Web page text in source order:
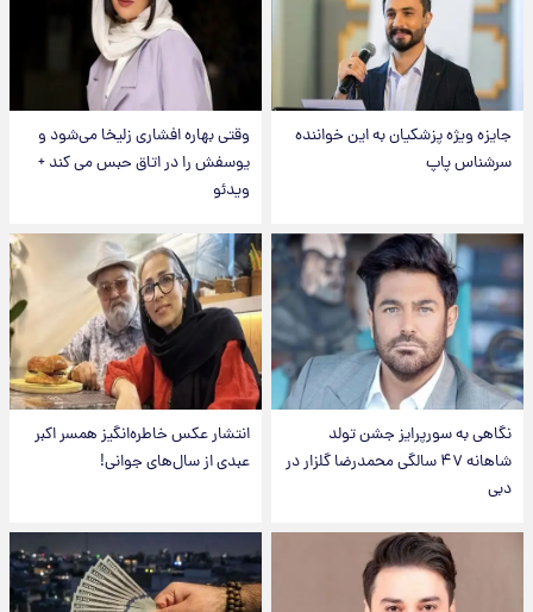
جایزه ویژه پزشکیان به این خواننده
سرشناس پاپ
وقتی بهاره افشاری زلیخا می‌شود و
یوسفش را در اتاق حبس می کند +
ویدئو
نگاهی به سورپرایز جشن تولد
شاهانه ۴۷ سالگی محمدرضا گلزار در
دبی
انتشار عکس خاطره‌انگیز همسر اکبر
عبدی از سال‌های جوانی!